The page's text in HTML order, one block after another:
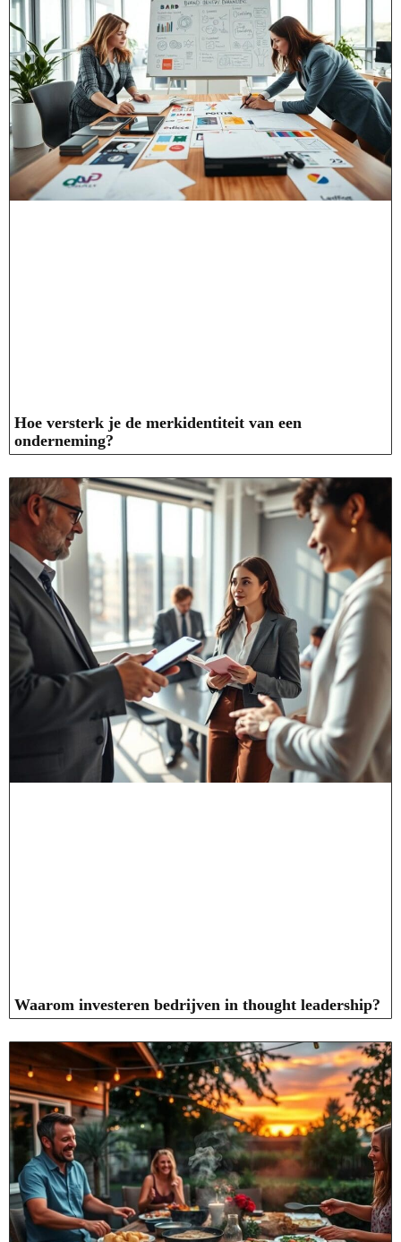
Hoe versterk je de merkidentiteit van een
onderneming?
Waarom investeren bedrijven in thought leadership?